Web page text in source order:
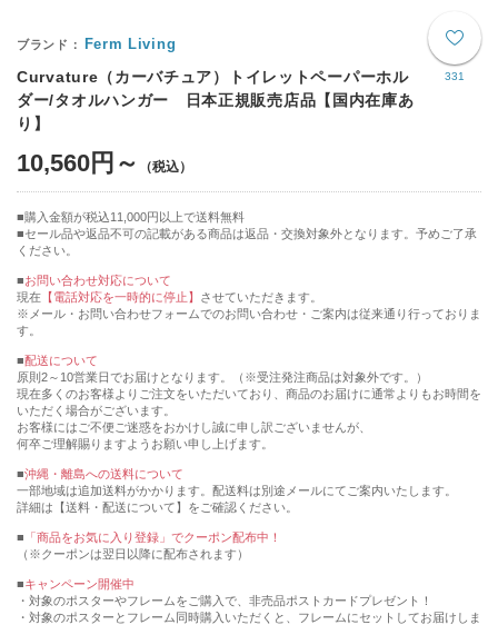
331
Ferm Living
Curvature（カーバチュア）トイレットペーパーホル
ダー/タオルハンガー 日本正規販売店品【国内在庫あ
り】
10,560円～
購入金額が税込11,000円以上で送料無料
セール品や返品不可の記載がある商品は返品・交換対象外となります。予めご了承
ください。
■お問い合わせ対応について
現在 【電話対応を一時的に停止】 させていただきます。
※メール・お問い合わせフォームでのお問い合わせ・ご案内は従来通り行っておりま
す。
■配送について
原則2～10営業日でお届けとなります。（※受注発注商品は対象外です。）
現在多くのお客様よりご注文をいただいており、商品のお届けに通常よりもお時間を
いただく場合がございます。
お客様にはご不便ご迷惑をおかけし誠に申し訳ございませんが、
何卒ご理解賜りますようお願い申し上げます。
■沖縄・離島への送料について
一部地域は追加送料がかかります。配送料は別途メールにてご案内いたします。
詳細は【送料・配送について】をご確認ください。
■ 「商品をお気に入り登録」でクーポン配布中！
（※クーポンは翌日以降に配布されます）
■キャンペーン開催中
・対象のポスターやフレームをご購入で、非売品ポストカードプレゼント！
・対象のポスターとフレーム同時購入いただくと、フレームにセットしてお届けしま